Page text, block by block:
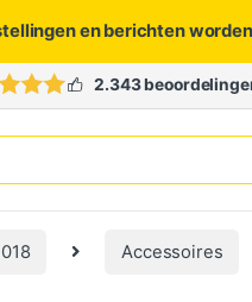
en berichten
2.343
Accessoires